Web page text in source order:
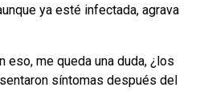
ya esté infectada, agrava
eso, me queda una duda, ¿los
síntomas después del